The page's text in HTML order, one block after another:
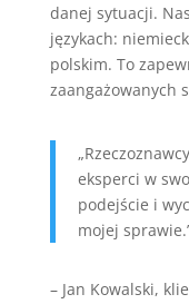
danej sytuacji.
językach:
polskim. To
zaangażowanych
eksperci w
podejście i
mojej
– Jan Kowalski,